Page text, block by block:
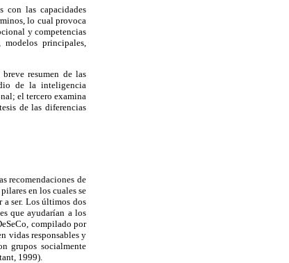
con las capacidades
lo cual provoca
y competencias
principales,
resumen de las
de la inteligencia
el tercero examina
de las diferencias
recomendaciones de
en los cuales se
a ser. Los últimos dos
que ayudarían a los
compilado por
vidas responsables y
grupos socialmente
1999).